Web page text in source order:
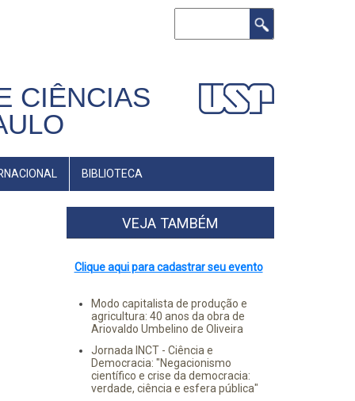
CIÊNCIAS
BIBLIOTECA
VEJA TAMBÉM
Clique aqui para cadastrar seu evento
Modo capitalista de produção e
agricultura: 40 anos da obra de
Ariovaldo Umbelino de Oliveira
Jornada INCT - Ciência e
Democracia: "Negacionismo
científico e crise da democracia:
verdade, ciência e esfera pública"